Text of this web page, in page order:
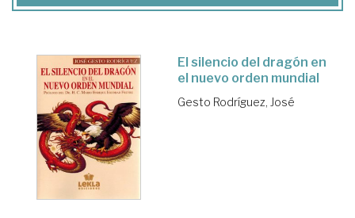
El silencio del dragón en
el nuevo orden mundial
Gesto Rodríguez, José